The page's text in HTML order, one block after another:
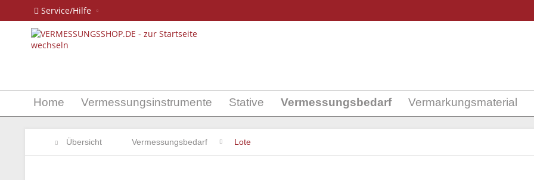
Service/Hilfe
Home Vermessungsinstrumente Stative Vermessungsbedarf Vermarkungsmaterial
Übersicht Vermessungsbedarf Lote